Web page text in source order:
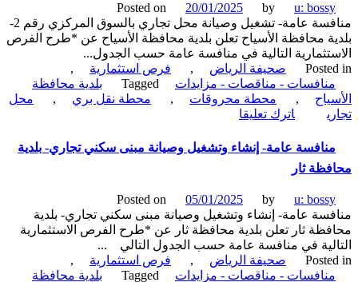
تجاري
حي
اللولو-
القوات
البحرية
الملكية
السعودية
Posted on 20/01/2025 by
u:
منافسة عامة- تشغيل وصيانة محل تجاري بالسوق المركزي رقم 2-
محافظة الأسياح تعلن بلدية محافظة الأسياح عن *طرح الفرص
التالية في منافسة عامة حسب الجدول...
صحيفة الرياض , فرص استثمارية
,
- مناقصات - مزايدات
Tagged
بلدية محافظة
, محطة محروقات , محطة نقل بري ,
محل
اترك تعليقاon
عامة-
تشغيل
تجاري
بالسوق
المركزي
رقم
2-
بلدية
عامة- إنشاء وتشغيل وصيانة مبنى سكني تجاري- بلدية
ثار
Posted on 05/01/2025 by
u:
عامة- إنشاء وتشغيل وصيانة مبنى سكني تجاري- بلدية
ثار تعلن بلدية محافظة ثار عن *طرح الفرص الاستثمارية
في منافسة عامة حسب الجدول التالي ...
صحيفة الرياض , فرص استثمارية
,
- مناقصات - مزايدات
Tagged بلدية محافظة